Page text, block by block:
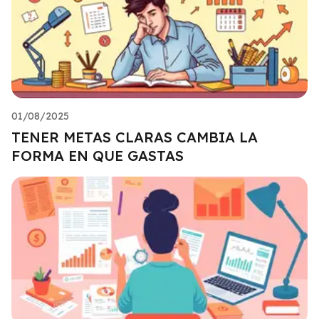
01/08/2025
TENER METAS CLARAS CAMBIA LA
FORMA EN QUE GASTAS